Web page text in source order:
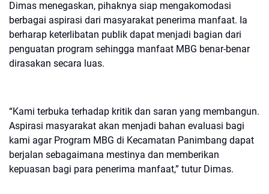
Dimas menegaskan, pihaknya siap mengakomodasi
berbagai aspirasi dari masyarakat penerima manfaat. Ia
berharap keterlibatan publik dapat menjadi bagian dari
penguatan program sehingga manfaat MBG benar-benar
dirasakan secara luas.
“Kami terbuka terhadap kritik dan saran yang membangun.
Aspirasi masyarakat akan menjadi bahan evaluasi bagi
kami agar Program MBG di Kecamatan Panimbang dapat
berjalan sebagaimana mestinya dan memberikan
kepuasan bagi para penerima manfaat,” tutur Dimas.